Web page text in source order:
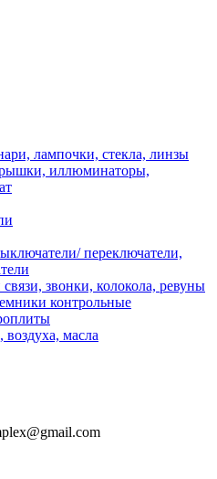
лампочки, стекла, линзы
иллюминаторы,
переключатели,
звонки, колокола, ревуны
контрольные
масла